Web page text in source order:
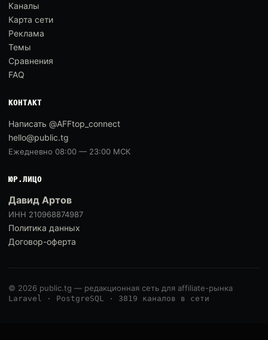
Каналы
Карта сети
Реклама
Темы
Сравнения
FAQ
КОНТАКТ
Написать @AFFtop_connect
hello@public.tg
Ежедневно 08:00 — 23:00 МСК
ЮР.ЛИЦО
Давид Артов
ИНН 210968874987
Политика данных
Договор-оферта
© 2026 public.tg — редакционная сеть для affiliate-рынка
Laravel · PostgreSQL · 3819 каналов в сети